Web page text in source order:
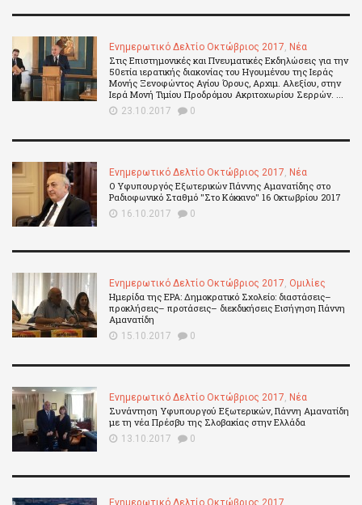
Ενημερωτικό Δελτίο Οκτώβριος 2017 Νέα
Στις Επιστημονικές και Πνευματικές Εκδηλώσεις για την
50ετία ιερατικής διακονίας του Ηγουμένου της Ιεράς
Μονής Ξενοφώντος Αγίου Όρους, Αρχιμ. Αλεξίου, στην
Ιερά Μονή Τιμίου Προδρόμου Ακριτοχωρίου Σερρών. ...
23.10.2017 0
Ενημερωτικό Δελτίο Οκτώβριος 2017 Νέα
Ο Υφυπουργός Εξωτερικών Γιάννης Αμανατίδης στο
Ραδιοφωνικό Σταθμό "Στο Κόκκινο" 16 Οκτωβρίου 2017
16.10.2017 0
Ενημερωτικό Δελτίο Οκτώβριος 2017 Ομιλίες
Ημερίδα της ΕΡΑ: Δημοκρατικό Σχολείο: διαστάσεις–
προκλήσεις– προτάσεις– διεκδικήσεις Εισήγηση Γιάννη
Αμανατίδη
15.10.2017 0
Ενημερωτικό Δελτίο Οκτώβριος 2017 Νέα
Συνάντηση Υφυπουργού Εξωτερικών, Γιάννη Αμανατίδη
με τη νέα Πρέσβυ της Σλοβακίας στην Ελλάδα
13.10.2017 0
Ενημερωτικό Δελτίο Οκτώβριος 2017